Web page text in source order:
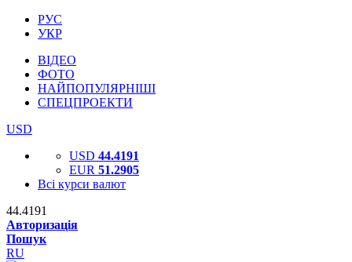
РУС
УКР
ВІДЕО
ФОТО
НАЙПОПУЛЯРНІШІ
СПЕЦПРОЕКТИ
USD
USD 44.4191
EUR 51.2905
Всі курси валют
44.4191
Авторизація
Пошук
RU